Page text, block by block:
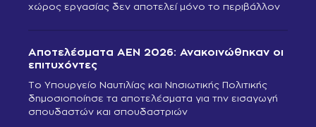
χώρος εργασίας δεν αποτελεί μόνο το περιβάλλον
Αποτελέσματα ΑΕΝ 2026: Ανακοινώθηκαν οι
επιτυχόντες
Το Υπουργείο Ναυτιλίας και Νησιωτικής Πολιτικής
δημοσιοποίησε τα αποτελέσματα για την εισαγωγή
σπουδαστών και σπουδαστριών